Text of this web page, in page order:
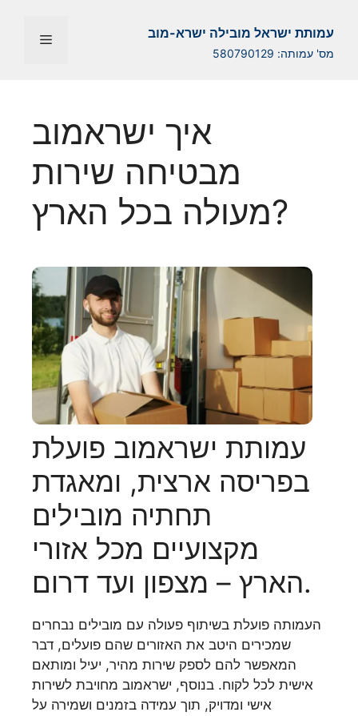
содержимому
עמותת ישראל מובילה ישרא-מוב
מס' עמותה: 580790129
Меню
איך ישראמוב
מבטיחה שירות
מעולה בכל הארץ?
עמותת ישראמוב פועלת
בפריסה ארצית, ומאגדת
תחתיה מובילים
מקצועיים מכל אזורי
הארץ – מצפון ועד דרום.
העמותה פועלת בשיתוף פעולה עם מובילים נבחרים
שמכירים היטב את האזורים שהם פועלים, דבר
המאפשר להם לספק שירות מהיר, יעיל ומותאם
אישית לכל לקוח. בנוסף, ישראמוב מחויבת לשירות
אישי ומדויק, תוך עמידה בזמנים ושמירה על